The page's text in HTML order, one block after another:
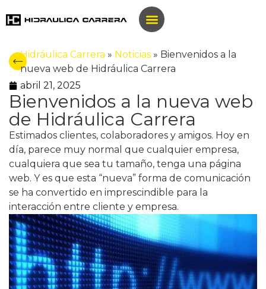
Hidráulica Carrera » Noticias » Bienvenidos a la
nueva web de Hidráulica Carrera
abril 21, 2025
Bienvenidos a la nueva web
de Hidráulica Carrera
Estimados clientes, colaboradores y amigos. Hoy en
día, parece muy normal que cualquier empresa,
cualquiera que sea tu tamaño, tenga una página
web. Y es que esta “nueva” forma de comunicación
se ha convertido en imprescindible para la
interacción entre cliente y empresa.